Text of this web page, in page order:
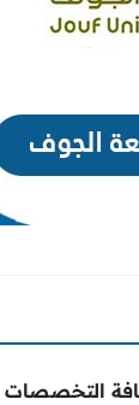
التخصصات